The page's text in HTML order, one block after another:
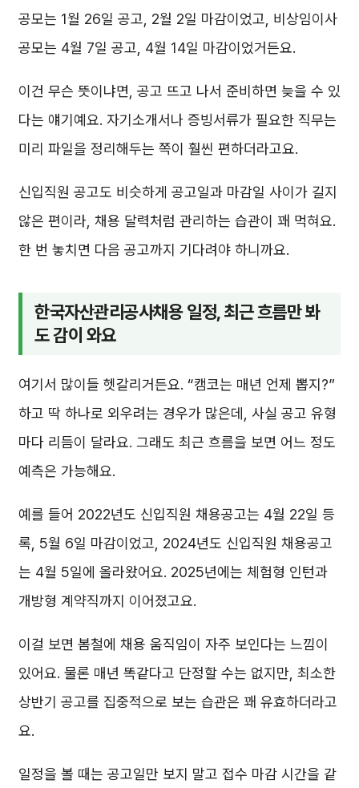
공모는 1월 26일 공고, 2월 2일 마감이었고, 비상임이사
공모는 4월 7일 공고, 4월 14일 마감이었거든요.
이건 무슨 뜻이냐면, 공고 뜨고 나서 준비하면 늦을 수 있
다는 얘기예요. 자기소개서나 증빙서류가 필요한 직무는
미리 파일을 정리해두는 쪽이 훨씬 편하더라고요.
신입직원 공고도 비슷하게 공고일과 마감일 사이가 길지
않은 편이라, 채용 달력처럼 관리하는 습관이 꽤 먹혀요.
한 번 놓치면 다음 공고까지 기다려야 하니까요.
한국자산관리공사채용 일정, 최근 흐름만 봐
도 감이 와요
여기서 많이들 헷갈리거든요. “캠코는 매년 언제 뽑지?”
하고 딱 하나로 외우려는 경우가 많은데, 사실 공고 유형
마다 리듬이 달라요. 그래도 최근 흐름을 보면 어느 정도
예측은 가능해요.
예를 들어 2022년도 신입직원 채용공고는 4월 22일 등
록, 5월 6일 마감이었고, 2024년도 신입직원 채용공고
는 4월 5일에 올라왔어요. 2025년에는 체험형 인턴과
개방형 계약직까지 이어졌고요.
이걸 보면 봄철에 채용 움직임이 자주 보인다는 느낌이
있어요. 물론 매년 똑같다고 단정할 수는 없지만, 최소한
상반기 공고를 집중적으로 보는 습관은 꽤 유효하더라고
요.
일정을 볼 때는 공고일만 보지 말고 접수 마감 시간을 같